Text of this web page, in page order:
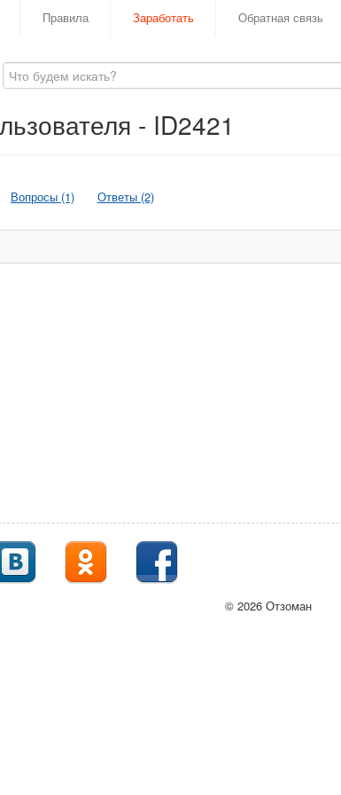
Правила Заработать Обратная связь
- ID2421
Вопросы (1) Ответы (2)
© 2026 Отзоман